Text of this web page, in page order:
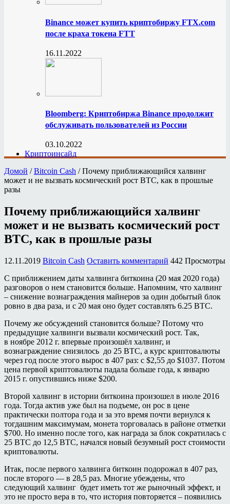
Binance может купить криптобиржу FTX.com
после краха токена FTT
16.11.2022
Bloomberg: Криптобиржа Binance продолжит
обслуживать пользователей из России
03.10.2022
Криптоинсайд
Домой / Bitcoin Cash / Почему приближающийся халвинг
может и не вызвать космический рост BTC, как в прошлые
разы
Почему приближающийся халвинг
может и не вызвать космический рост
BTC, как в прошлые разы
12.11.2019 Bitcoin Cash Оставить комментарий 442 Просмотры
С приближением даты халвинга биткоина (20 мая 2020 года)
разговоров о нем становится больше. Напомним, что халвинг
– снижение вознаграждения майнеров за один добытый блок
ровно в два раза, и с 20 мая оно будет составлять 6.25 BTC.
Почему же обсуждений становится больше? Потому что
предыдущие халвинги вызвали космический рост. Так,
в ноябре 2012 г. впервые произошёл халвинг, и
вознаграждение снизилось до 25 BTC, а курс криптовалюты
через год после этого вырос в 407 раз: с $2,55 до $1037. Потом
цена первой криптовалюты падала больше года, к январю
2015 г. опустившись ниже $200.
Второй халвинг в истории биткоина произошел в июле 2016
года. Тогда актив уже был на подъеме, он рос в цене
практически полтора года и за это время почти вернулся к
тогдашним максимумам, монета торговалась в районе отметки
$700. Но именно после того, как награда за блок сократилась с
25 BTC до 12,5 BTC, начался новый безумный рост стоимости
криптовалюты.
Итак, после первого халвинга биткоин подорожал в 407 раз,
после второго — в 28,5 раз. Многие убеждены, что
следующий халвинг будет иметь тот же рыночный эффект, и
это не просто вера в то, что история повторяется – появились